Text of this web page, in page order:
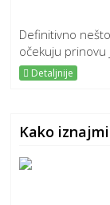
Definitivno
očekuju
Detaljnije
Kako